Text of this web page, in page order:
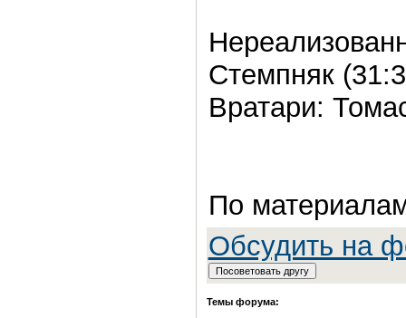
Стемпняк
Вратари:
По
Обсудить на
Темы форума: